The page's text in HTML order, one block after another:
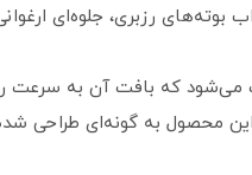
بوته‌های رزبری، جلوه‌ای
می‌شود که بافت آن به
این محصول به گونه‌ای